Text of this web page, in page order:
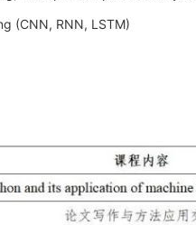
(CNN, RNN, LSTM)